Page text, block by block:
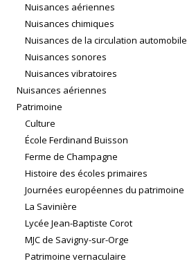
Nuisances aériennes
Nuisances chimiques
Nuisances de la circulation automobile
Nuisances sonores
Nuisances vibratoires
Nuisances aériennes
Patrimoine
Culture
École Ferdinand Buisson
Ferme de Champagne
Histoire des écoles primaires
Journées européennes du patrimoine
La Savinière
Lycée Jean-Baptiste Corot
MJC de Savigny-sur-Orge
Patrimoine vernaculaire